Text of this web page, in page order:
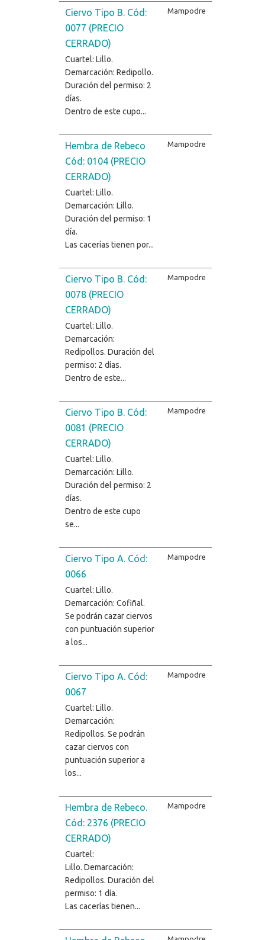
Ciervo Tipo B. Cód:
0077 (PRECIO
CERRADO)
Cuartel: Lillo.
Demarcación: Redipollo.
Duración del permiso: 2
días.
Dentro de este cupo...
Mampodre
Hembra de Rebeco
Cód: 0104 (PRECIO
CERRADO)
Cuartel: Lillo.
Demarcación: Lillo.
Duración del permiso: 1
día.
Las cacerías tienen por...
Mampodre
Ciervo Tipo B. Cód:
0078 (PRECIO
CERRADO)
Cuartel: Lillo.
Demarcación:
Redipollos. Duración del
permiso: 2 días.
Dentro de este...
Mampodre
Ciervo Tipo B. Cód:
0081 (PRECIO
CERRADO)
Cuartel: Lillo.
Demarcación: Lillo.
Duración del permiso: 2
días.
Dentro de este cupo
se...
Mampodre
Ciervo Tipo A. Cód:
0066
Cuartel: Lillo.
Demarcación: Cofiñal.
Se podrán cazar ciervos
con puntuación superior
a los...
Mampodre
Ciervo Tipo A. Cód:
0067
Cuartel: Lillo.
Demarcación:
Redipollos. Se podrán
cazar ciervos con
puntuación superior a
los...
Mampodre
Hembra de Rebeco.
Cód: 2376 (PRECIO
CERRADO)
Cuartel:
Lillo. Demarcación:
Redipollos. Duración del
permiso: 1 día.
Las cacerías tienen...
Mampodre